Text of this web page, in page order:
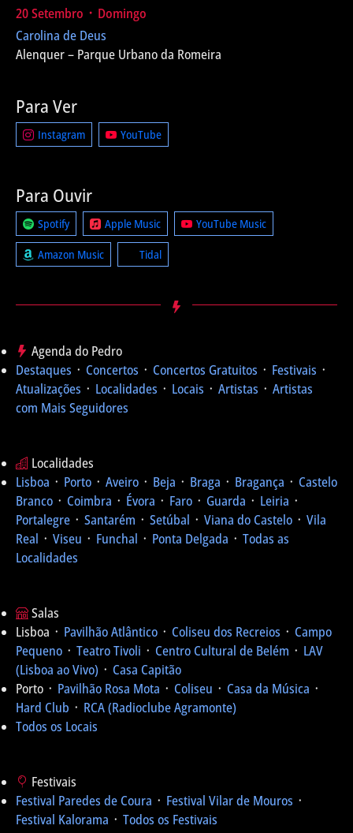
20 Setembro ᛫ Domingo
Carolina de Deus
Alenquer – Parque Urbano da Romeira
Para Ver
Instagram YouTube
Para Ouvir
Spotify Apple Music YouTube Music
Amazon Music Tidal
Agenda do Pedro
Destaques ᛫ Concertos ᛫ Concertos Gratuitos ᛫ Festivais ᛫
Atualizações ᛫ Localidades ᛫ Locais ᛫ Artistas ᛫ Artistas
com Mais Seguidores
Localidades
Lisboa ᛫ Porto ᛫ Aveiro ᛫ Beja ᛫ Braga ᛫ Bragança ᛫ Castelo
Branco ᛫ Coimbra ᛫ Évora ᛫ Faro ᛫ Guarda ᛫ Leiria ᛫
Portalegre ᛫ Santarém ᛫ Setúbal ᛫ Viana do Castelo ᛫ Vila
Real ᛫ Viseu ᛫ Funchal ᛫ Ponta Delgada ᛫ Todas as
Localidades
Salas
Lisboa ᛫ Pavilhão Atlântico ᛫ Coliseu dos Recreios ᛫ Campo
Pequeno ᛫ Teatro Tivoli ᛫ Centro Cultural de Belém ᛫ LAV
(Lisboa ao Vivo) ᛫ Casa Capitão
Porto ᛫ Pavilhão Rosa Mota ᛫ Coliseu ᛫ Casa da Música ᛫
Hard Club ᛫ RCA (Radioclube Agramonte)
Todos os Locais
Festivais
Festival Paredes de Coura ᛫ Festival Vilar de Mouros ᛫
Festival Kalorama ᛫ Todos os Festivais